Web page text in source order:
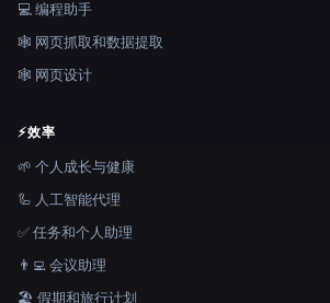
💻 编程助手
🕸️ 网页抓取和数据提取
🕸 网页设计
⚡效率
🌱 个人成长与健康
🦾 人工智能代理
✅ 任务和个人助理
👨‍💻 会议助理
🏖 假期和旅行计划